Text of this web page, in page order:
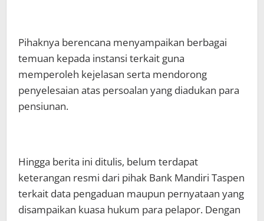
Pihaknya berencana menyampaikan berbagai
temuan kepada instansi terkait guna
memperoleh kejelasan serta mendorong
penyelesaian atas persoalan yang diadukan para
pensiunan.
Hingga berita ini ditulis, belum terdapat
keterangan resmi dari pihak Bank Mandiri Taspen
terkait data pengaduan maupun pernyataan yang
disampaikan kuasa hukum para pelapor. Dengan